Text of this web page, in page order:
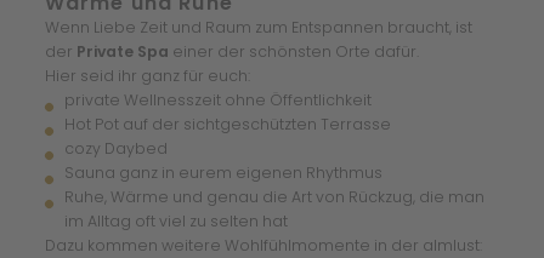
Wenn Liebe Zeit und Raum zum Entspannen braucht, ist
der Private Spa einer der schönsten Orte dafür.
Hier seid ihr ganz für euch:
private Wellnesszeit ohne Öffentlichkeit
Hot Pot auf der sichtgeschützten Terrasse
cozy Daybed
Sauna ganz in eurem eigenen Rhythmus
Ruhe, Wärme und genau die Art von Rückzug, die man
im Alltag oft viel zu selten hat
Dazu kommen weitere Wohlfühlmomente in der almlust: